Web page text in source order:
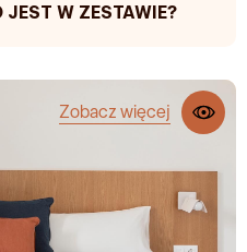
W ZESTAWIE?
szyby
Zobacz więcej